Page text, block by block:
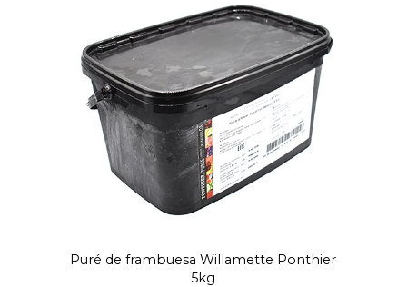
Puré de frambuesa Willamette Ponthier
5kg